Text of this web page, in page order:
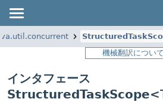
機械翻訳について
インタフェース
StructuredTaskScope<T